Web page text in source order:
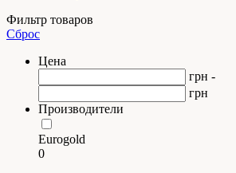
Фильтр товаров
Сброс
Цена
грн -
грн
Производители
Eurogold
0